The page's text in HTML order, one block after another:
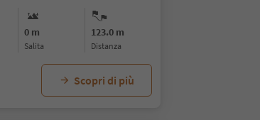
0 m
Salita
123.0 m
distanza
Scopri di più